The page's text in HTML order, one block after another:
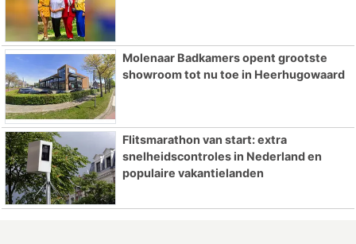
Molenaar Badkamers opent grootste
showroom tot nu toe in Heerhugowaard
Flitsmarathon van start: extra
snelheidscontroles in Nederland en
populaire vakantielanden